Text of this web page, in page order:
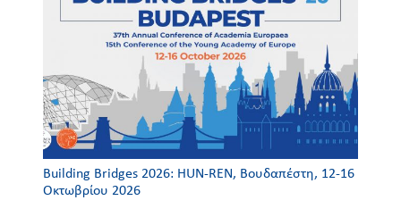
Building Bridges 2026: HUN-REN, Βουδαπέστη, 12-16
Οκτωβρίου 2026